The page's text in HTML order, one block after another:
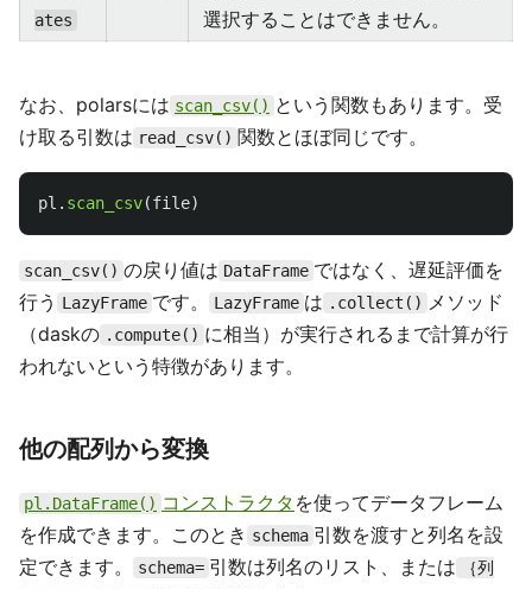
ates
選択することはできません。
なお、polarsには scan_csv() という関数もあります。受
け取る引数は read_csv() 関数とほぼ同じです。
pl . scan_csv(file)
scan_csv() の戻り値は DataFrame ではなく、遅延評価を
行う LazyFrame です。 LazyFrame は .collect() メソッド
（daskの .compute() に相当）が実行されるまで計算が行
われないという特徴があります。
他の配列から変換
pl.DataFrame() コンストラクタ を使ってデータフレーム
を作成できます。このとき schema 引数を渡すと列名を設
定できます。
schema= 引数は列名のリスト、または
｛列